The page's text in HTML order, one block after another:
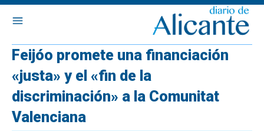
Feijóo promete una financiación
«justa» y el «fin de la
discriminación» a la Comunitat
Valenciana